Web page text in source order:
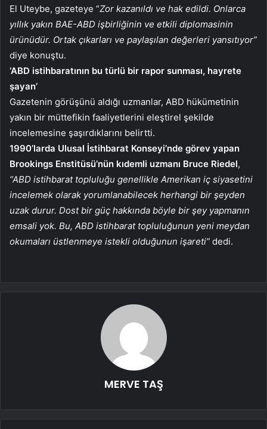
El Uteybe, gazeteye “Zor kazanıldı ve hak edildi. Onlarca
yıllık yakın BAE-ABD işbirliğinin ve etkili diplomasinin
ürünüdür. Ortak çıkarları ve paylaşılan değerleri yansıtıyor”
diye konuştu.
‘ABD istihbaratının bu türlü bir rapor sunması, hayrete
şayan’
Gazetenin görüşünü aldığı uzmanlar, ABD hükümetinin
yakın bir müttefikin faaliyetlerini eleştirel şekilde
incelemesine şaşırdıklarını belirtti.
1990’larda Ulusal İstihbarat Konseyi’nde görev yapan
Brookings Enstitüsü’nün kıdemli uzmanı Bruce Riedel,
“ABD istihbarat topluluğu genellikle Amerikan iç siyasetini
incelemek olarak yorumlanabilecek herhangi bir şeyden
uzak durur. Dost bir güç hakkında böyle bir şey yapmanın
emsali yok. Bu, ABD istihbarat topluluğunun yeni meydan
okumaları üstlenmeye istekli olduğunun işareti” dedi.
MERVE TAŞ